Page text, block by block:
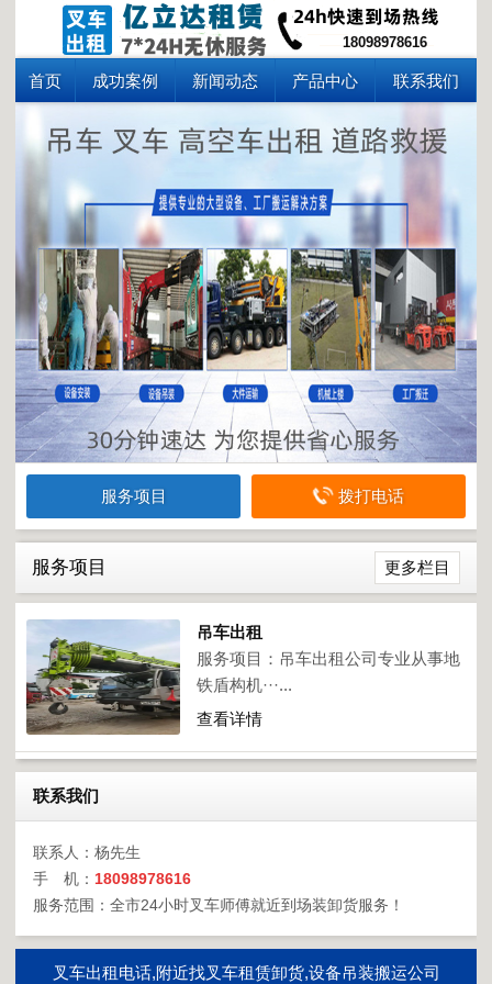
18098978616
首页 成功案例 新闻动态 产品中心 联系我们
服务项目 拨打电话
更多栏目
服务项目
吊车出租
服务项目：吊车出租公司专业从事地
铁盾构机···...
查看详情
联系我们
联系人：杨先生
手 机： 18098978616
服务范围：全市24小时叉车师傅就近到场装卸货服务！
叉车出租电话,附近找叉车租赁卸货,设备吊装搬运公司